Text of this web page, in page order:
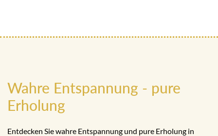
Wahre Entspannung - pure
Erholung
Entdecken Sie wahre Entspannung und pure Erholung in